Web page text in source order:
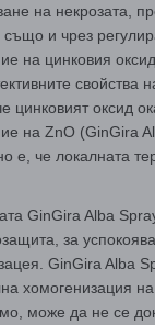
на некрозата,
и чрез
на цинковия
свойства
цинковият оксид
на ZnO (GinGira
е, че локалната
GinGira Alba
за
GinGira Alba
хомогенизация
може да не се